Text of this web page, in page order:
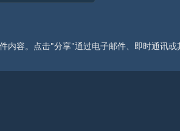
内容。点击"分享"通过电子邮件、即时通讯